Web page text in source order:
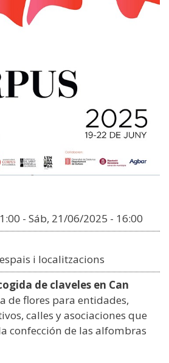
- Sáb, 21/06/2025 - 16:00
i localitzacions
de claveles en Can
de flores para entidades,
calles y asociaciones que
confección de las alfombras